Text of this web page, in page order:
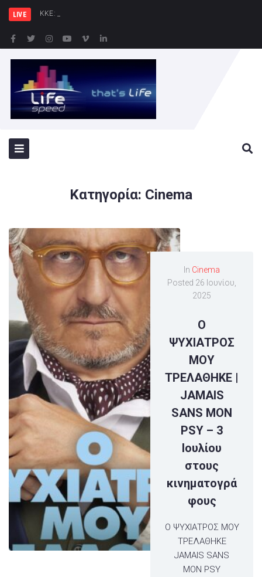
LIVE ΚΚΕ: Σε μια περιοχή που ή
Κατηγορία: Cinema
In Cinema
Posted 26 Ιουνίου,
2025
Ο
ΨΥΧΙΑΤΡΟΣ
ΜΟΥ
ΤΡΕΛΑΘΗΚΕ |
JAMAIS
SANS MON
PSY – 3
Ιουλίου
στους
κινηματογρά
φους
Ο ΨΥΧΙΑΤΡΟΣ ΜΟΥ
ΤΡΕΛΑΘΗΚΕ
JAMAIS SANS
MON PSY